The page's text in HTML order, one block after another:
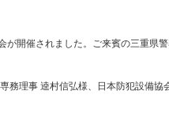
開催されました。ご来賓の三重県
務理事 逵村信弘様、日本防犯設備協